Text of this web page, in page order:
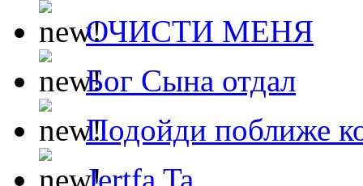
ОЧИСТИ МЕНЯ
Бог Сына отдал
Подойди поближе
Jertfa Ta